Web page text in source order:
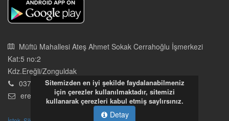
Müftü Mahallesi Ateş Ahmet Sokak Cerrahoğlu İşmerkezi
Kat:5 no:2
Kdz.Ereğli/Zonguldak
03723121008
eregliyeniufuk@gmail.com
İstek, Şikayetleriniz İçin Tıklayın
Sitemizden en iyi şekilde faydalanabilmeniz
için çerezler kullanılmaktadır, sitemizi
kullanarak çerezleri kabul etmiş saylırsınız.
Detay